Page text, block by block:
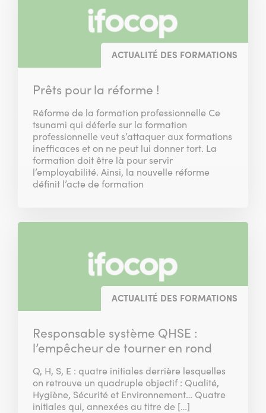
ACTUALITÉ DES FORMATIONS
Prêts pour la réforme !
Réforme de la formation professionnelle Ce
tsunami qui déferle sur la formation
professionnelle veut s’attaquer aux formations
inefficaces et on ne peut lui donner tort. La
formation doit être là pour servir
l’employabilité. Ainsi, la nouvelle réforme
définit l’acte de formation
ACTUALITÉ DES FORMATIONS
Responsable système QHSE :
l’empêcheur de tourner en rond
Q, H, S, E : quatre initiales derrière lesquelles
on retrouve un quadruple objectif : Qualité,
Hygiène, Sécurité et Environnement… Quatre
initiales qui, annexées au titre de […]